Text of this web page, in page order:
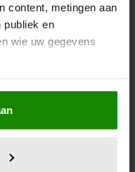
content, metingen aan
publiek en
wie uw gegevens
uw geografische
nauwkeurig kan zijn
(fingerprinting)